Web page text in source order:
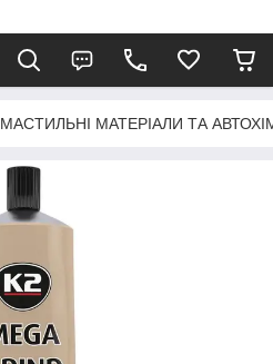
МАСТИЛЬНІ МАТЕРІАЛИ ТА